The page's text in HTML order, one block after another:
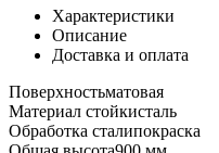
Характеристики
Описание
Доставка и оплата
Поверхностьматовая
Материал стойкисталь
Обработка сталипокраска